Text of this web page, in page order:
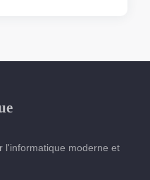
l'informatique moderne et